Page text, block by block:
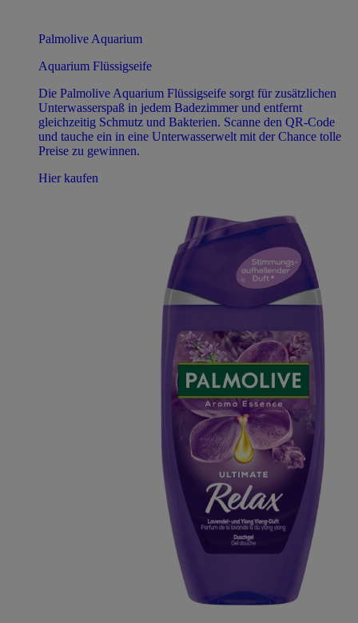
Palmolive Aquarium
Aquarium Flüssigseife
Die Palmolive Aquarium Flüssigseife sorgt für zusätzlichen
Unterwasserspaß in jedem Badezimmer und entfernt
gleichzeitig Schmutz und Bakterien. Scanne den QR-Code
und tauche ein in eine Unterwasserwelt mit der Chance tolle
Preise zu gewinnen.
Hier kaufen